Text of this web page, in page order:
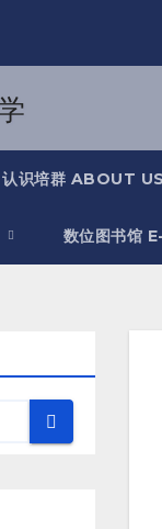
认识培群 ABOUT US
数位图书馆